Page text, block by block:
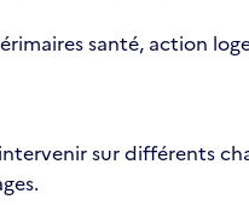
santé, action
sur différents